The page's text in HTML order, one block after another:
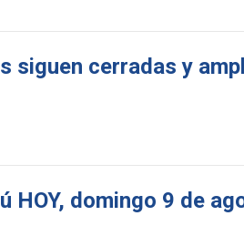
siguen cerradas y
HOY, domingo 9 de